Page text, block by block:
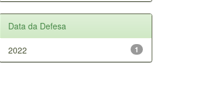
Data da Defesa
1
2022